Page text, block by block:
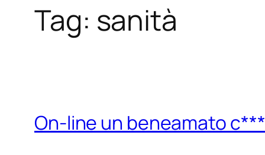
Tag: sanità
On-line un beneamato